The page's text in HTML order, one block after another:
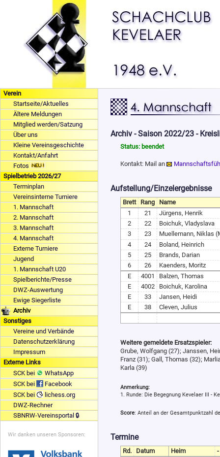
Verein
Startseite/Aktuelles
Ältere Meldungen
Mitglied werden/Satzung
Über uns
Kleine Vereinsgeschichte
Kontakt/Anfahrt
Fotos
Spielbetrieb 2026/27
Terminplan
Vereinsinterne Turniere
1. Mannschaft
2. Mannschaft
3. Mannschaft
4. Mannschaft
Externe Turniere
Jugend
1. Mannschaft U20
Spielberichte/Presse
DWZ-Auswertung
Ewige Siegerliste
Archiv
Sonstiges
Vereine und Verbände
Datenschutzerklärung
Impressum
Externe Links
SCK bei
WhatsApp
SCK bei
Facebook
SCK bei
lichess.org
DWZ-Rechner
SBNRW-Vereinsportal 🔒
Wir danken unseren Sponsoren:
Archiv - Saison 2022/23 -
Status: beendet
Kontakt: Mail an
Aufstellung/Einzelergebnisse
Brett Rang
Name
1
21
Jürgens, Henrik
2
22
Boichuk, Vladyslava
3
23
Muellemann, Niklas
4
24
Boland, Heinrich
5
25
Brands, Darian
6
26
Kaenders, Moritz
E
4001
Balzen, Thomas
E
4002
Boichuk, Karolina
E
33
Jansen, Heidi
E
38 Cleven, Julius
Weitere gemeldete Ersatzspieler:
Grube, Wolfgang (27); Janssen,
Franz (31); Gall, Thomas (32);
Karla (39)
Anmerkung:
1. Runde: Die Begegnung Kevelaer III -
Score: Anteil an der Gesamtpunktzahl
Termine
Rd. Datum Heim
-